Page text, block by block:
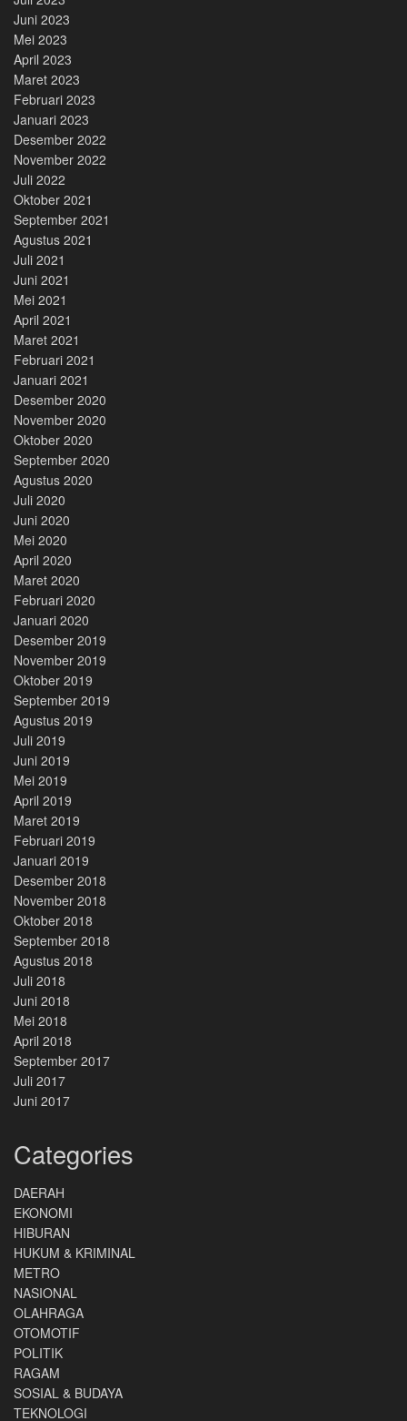
Juni 2023
Mei 2023
April 2023
Maret 2023
Februari 2023
Januari 2023
Desember 2022
November 2022
Juli 2022
Oktober 2021
September 2021
Agustus 2021
Juli 2021
Juni 2021
Mei 2021
April 2021
Maret 2021
Februari 2021
Januari 2021
Desember 2020
November 2020
Oktober 2020
September 2020
Agustus 2020
Juli 2020
Juni 2020
Mei 2020
April 2020
Maret 2020
Februari 2020
Januari 2020
Desember 2019
November 2019
Oktober 2019
September 2019
Agustus 2019
Juli 2019
Juni 2019
Mei 2019
April 2019
Maret 2019
Februari 2019
Januari 2019
Desember 2018
November 2018
Oktober 2018
September 2018
Agustus 2018
Juli 2018
Juni 2018
Mei 2018
April 2018
September 2017
Juli 2017
Juni 2017
Categories
DAERAH
EKONOMI
HIBURAN
HUKUM & KRIMINAL
METRO
NASIONAL
OLAHRAGA
OTOMOTIF
POLITIK
RAGAM
SOSIAL & BUDAYA
TEKNOLOGI